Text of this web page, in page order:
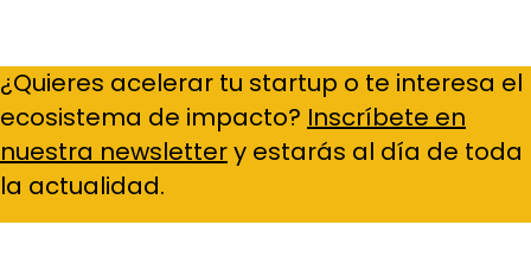
¿Quieres acelerar tu startup o te interesa el
ecosistema de impacto? Inscríbete en
nuestra newslettery estarás al día de toda
la actualidad.